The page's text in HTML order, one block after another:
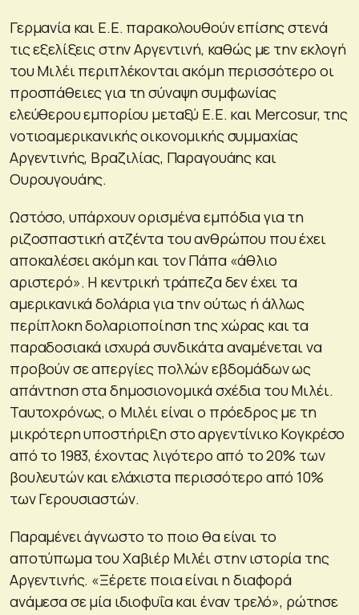
Γερμανία και Ε.Ε. παρακολουθούν επίσης στενά
τις εξελίξεις στην Αργεντινή, καθώς με την εκλογή
του Μιλέι περιπλέκονται ακόμη περισσότερο οι
προσπάθειες για τη σύναψη συμφωνίας
ελεύθερου εμπορίου μεταξύ Ε.Ε. και Mercosur, της
νοτιοαμερικανικής οικονομικής συμμαχίας
Αργεντινής, Βραζιλίας, Παραγουάης και
Ουρουγουάης.
Ωστόσο, υπάρχουν ορισμένα εμπόδια για τη
ριζοσπαστική ατζέντα του ανθρώπου που έχει
αποκαλέσει ακόμη και τον Πάπα «άθλιο
αριστερό». Η κεντρική τράπεζα δεν έχει τα
αμερικανικά δολάρια για την ούτως ή άλλως
περίπλοκη δολαριοποίηση της χώρας και τα
παραδοσιακά ισχυρά συνδικάτα αναμένεται να
προβούν σε απεργίες πολλών εβδομάδων ως
απάντηση στα δημοσιονομικά σχέδια του Μιλέι.
Ταυτοχρόνως, ο Μιλέι είναι ο πρόεδρος με τη
μικρότερη υποστήριξη στο αργεντίνικο Κογκρέσο
από το 1983, έχοντας λιγότερο από το 20% των
βουλευτών και ελάχιστα περισσότερο από 10%
των Γερουσιαστών.
Παραμένει άγνωστο το ποιο θα είναι το
αποτύπωμα του Χαβιέρ Μιλέι στην ιστορία της
Αργεντινής. «Ξέρετε ποια είναι η διαφορά
ανάμεσα σε μία ιδιοφυΐα και έναν τρελό», ρώτησε